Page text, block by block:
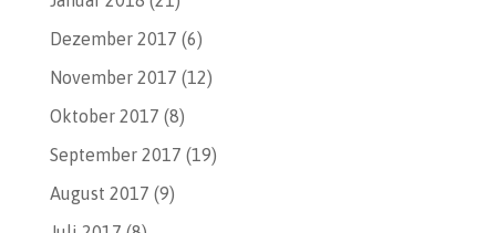
Dezember 2017 (6)
November 2017 (12)
Oktober 2017 (8)
September 2017 (19)
August 2017 (9)